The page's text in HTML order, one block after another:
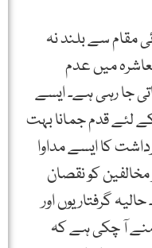
مقام سے بلند نہ
میں عدم
جا رہی ہے۔ ایسے
لئے قدم جمانا بہت
کا ایسے مداوا
مخالفین کو نقصان
گرفتاریوں اور
آ چکی ہے کہ